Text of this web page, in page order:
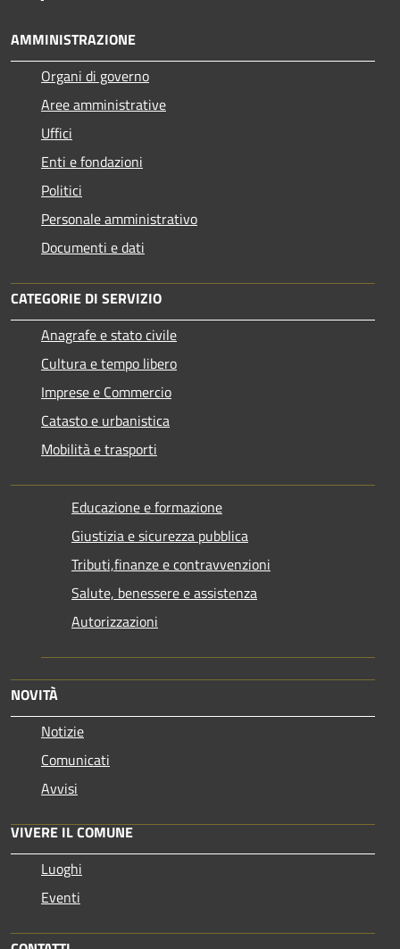
AMMINISTRAZIONE
Organi di governo
Aree amministrative
Uffici
Enti e fondazioni
Politici
Personale amministrativo
Documenti e dati
CATEGORIE DI SERVIZIO
Anagrafe e stato civile
Cultura e tempo libero
Imprese e Commercio
Catasto e urbanistica
Mobilità e trasporti
Educazione e formazione
Giustizia e sicurezza pubblica
Tributi,finanze e contravvenzioni
Salute, benessere e assistenza
Autorizzazioni
NOVITÀ
Notizie
Comunicati
Avvisi
VIVERE IL COMUNE
Luoghi
Eventi